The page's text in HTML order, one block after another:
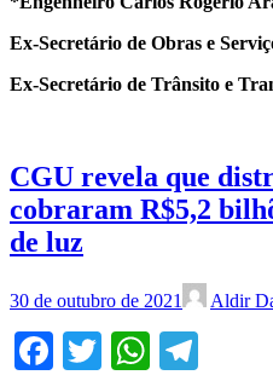
Ex-Secretário de Obras e
Ex-Secretário de Trânsito e
CGU revela que
cobraram R$5,2
de luz
30 de outubro de 2021 Aldir
Facebook
Twitter